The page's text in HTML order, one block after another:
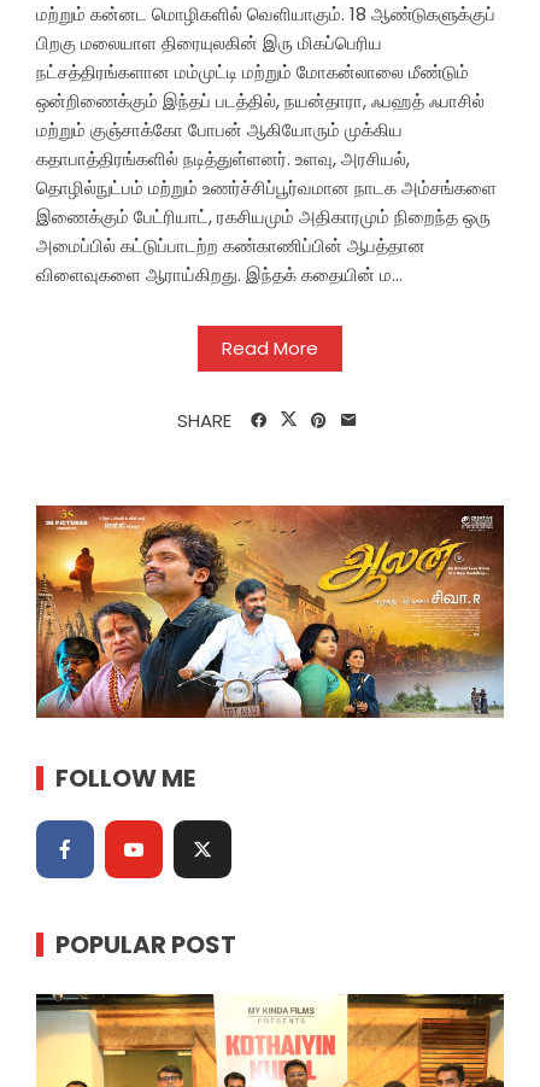
மற்றும் கன்னட மொழிகளில் வெளியாகும். 18 ஆண்டுகளுக்குப்
பிறகு மலையாள திரையுலகின் இரு மிகப்பெரிய
நட்சத்திரங்களான மம்முட்டி மற்றும் மோகன்லாலை மீண்டும்
ஒன்றிணைக்கும் இந்தப் படத்தில், நயன்தாரா, ஃபஹத் ஃபாசில்
மற்றும் குஞ்சாக்கோ போபன் ஆகியோரும் முக்கிய
கதாபாத்திரங்களில் நடித்துள்ளனர். உளவு, அரசியல்,
தொழில்நுட்பம் மற்றும் உணர்ச்சிப்பூர்வமான நாடக அம்சங்களை
இணைக்கும் பேட்ரியாட், ரகசியமும் அதிகாரமும் நிறைந்த ஒரு
அமைப்பில் கட்டுப்பாடற்ற கண்காணிப்பின் ஆபத்தான
விளைவுகளை ஆராய்கிறது. இந்தக் கதையின் ம...
Read More
SHARE
FOLLOW ME
POPULAR POST